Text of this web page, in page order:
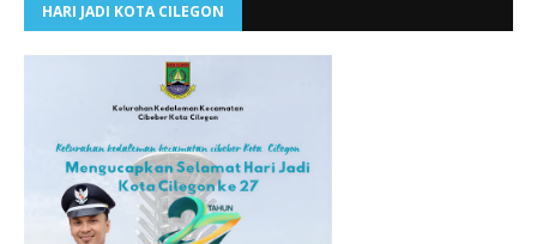
HARI JADI KOTA CILEGON